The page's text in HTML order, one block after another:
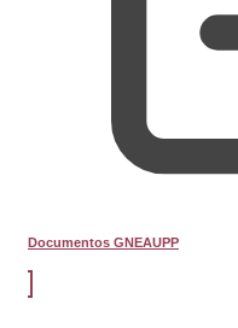
Documentos GNEAUPP